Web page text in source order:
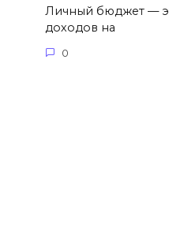
Личный бюджет —
доходов на
0